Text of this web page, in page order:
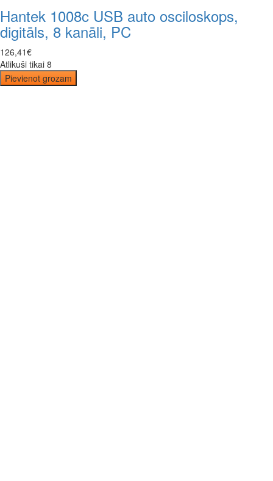
Hantek 1008c USB auto osciloskops,
digitāls, 8 kanāli, PC
126,41€
Atlikuši tikai 8
Pievienot grozam